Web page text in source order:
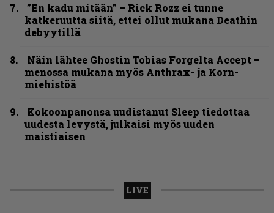
”En kadu mitään” – Rick Rozz ei tunne
katkeruutta siitä, ettei ollut mukana Deathin
debyytillä
Näin lähtee Ghostin Tobias Forgelta Accept –
menossa mukana myös Anthrax- ja Korn-
miehistöä
Kokoonpanonsa uudistanut Sleep tiedottaa
uudesta levystä, julkaisi myös uuden
maistiaisen
LIVE